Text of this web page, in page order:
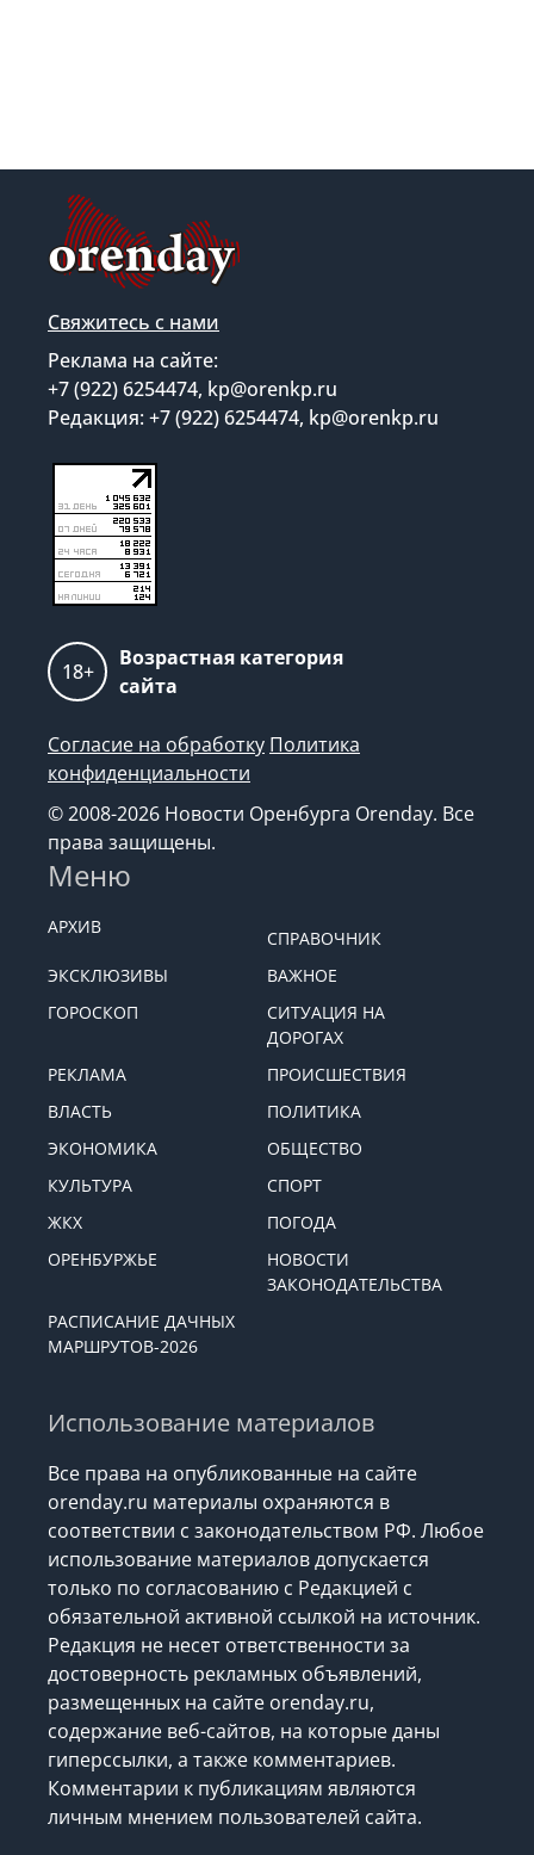
Свяжитесь с нами
Реклама на сайте:
+7 (922) 6254474, kp@orenkp.ru
Редакция: +7 (922) 6254474, kp@orenkp.ru
18+
Возрастная категория
сайта
Согласие на обработку Политика
конфиденциальности
© 2008-2026 Новости Оренбурга Orenday. Все
права защищены.
Меню
АРХИВ
СПРАВОЧНИК
ЭКСКЛЮЗИВЫ
ВАЖНОЕ
ГОРОСКОП
СИТУАЦИЯ НА
ДОРОГАХ
РЕКЛАМА
ПРОИСШЕСТВИЯ
ВЛАСТЬ
ПОЛИТИКА
ЭКОНОМИКА
ОБЩЕСТВО
КУЛЬТУРА
СПОРТ
ЖКХ
ПОГОДА
ОРЕНБУРЖЬЕ
НОВОСТИ
ЗАКОНОДАТЕЛЬСТВА
РАСПИСАНИЕ ДАЧНЫХ
МАРШРУТОВ-2026
Использование материалов
Все права на опубликованные на сайте
orenday.ru материалы охраняются в
соответствии с законодательством РФ. Любое
использование материалов допускается
только по согласованию с Редакцией с
обязательной активной ссылкой на источник.
Редакция не несет ответственности за
достоверность рекламных объявлений,
размещенных на сайте orenday.ru,
содержание веб-сайтов, на которые даны
гиперссылки, а также комментариев.
Комментарии к публикациям являются
личным мнением пользователей сайта.